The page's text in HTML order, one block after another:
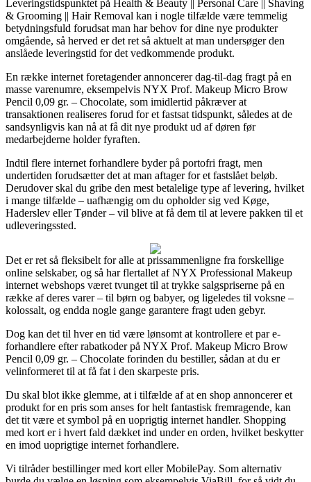
Leveringstidspunktet på Health & Beauty || Personal Care || Shaving
& Grooming || Hair Removal kan i nogle tilfælde være temmelig
betydningsfuld forudsat man har behov for dine nye produkter
omgående, så herved er det ret så aktuelt at man undersøger den
anslåede leveringstid for det vedkommende produkt.
En række internet foretagender annoncerer dag-til-dag fragt på en
masse varenumre, eksempelvis NYX Prof. Makeup Micro Brow
Pencil 0,09 gr. – Chocolate, som imidlertid påkræver at
transaktionen realiseres forud for et fastsat tidspunkt, således at de
sandsynligvis kan nå at få dit nye produkt ud af døren før
medarbejderne holder fyraften.
Indtil flere internet forhandlere byder på portofri fragt, men
undertiden forudsætter det at man aftager for et fastslået beløb.
Derudover skal du gribe den mest betalelige type af levering, hvilket
i mange tilfælde – uafhængig om du opholder sig ved Køge,
Haderslev eller Tønder – vil blive at få dem til at levere pakken til et
udleveringssted.
Det er ret så fleksibelt for alle at prissammenligne fra forskellige
online selskaber, og så har flertallet af NYX Professional Makeup
internet webshops været tvunget til at trykke salgspriserne på en
række af deres varer – til børn og babyer, og ligeledes til voksne –
kolossalt, og endda nogle gange garantere fragt uden gebyr.
Dog kan det til hver en tid være lønsomt at kontrollere et par e-
forhandlere efter rabatkoder på NYX Prof. Makeup Micro Brow
Pencil 0,09 gr. – Chocolate forinden du bestiller, sådan at du er
velinformeret til at få fat i den skarpeste pris.
Du skal blot ikke glemme, at i tilfælde af at en shop annoncerer et
produkt for en pris som anses for helt fantastisk fremragende, kan
det tit være et symbol på en uoprigtig internet handler. Shopping
med kort er i hvert fald dækket ind under en orden, hvilket beskytter
en imod uoprigtige internet forhandlere.
Vi tilråder bestillinger med kort eller MobilePay. Som alternativ